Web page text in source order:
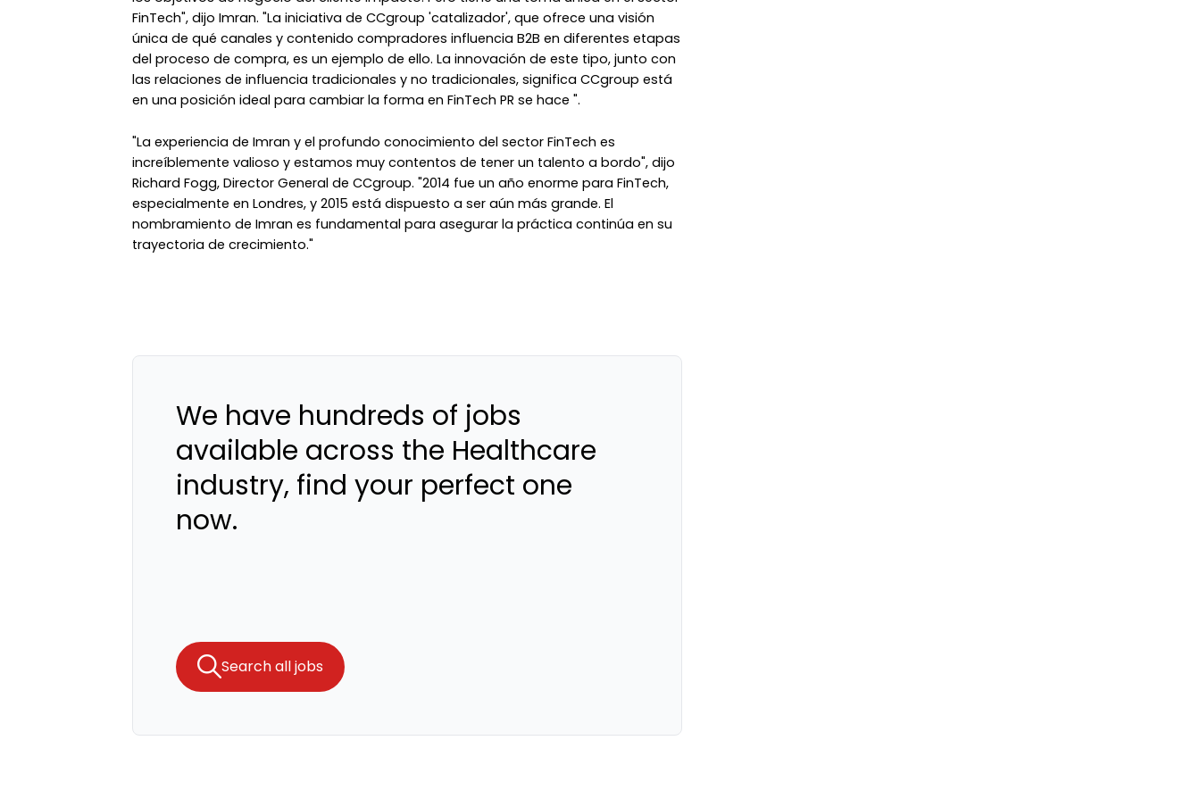
FinTech", dijo Imran. "La iniciativa de CCgroup 'catalizador', que ofrece una visión
única de qué canales y contenido compradores influencia B2B en diferentes etapas
del proceso de compra, es un ejemplo de ello. La innovación de este tipo, junto con
las relaciones de influencia tradicionales y no tradicionales, significa CCgroup está
en una posición ideal para cambiar la forma en FinTech PR se hace ".
"La experiencia de Imran y el profundo conocimiento del sector FinTech es
increíblemente valioso y estamos muy contentos de tener un talento a bordo", dijo
Richard Fogg, Director General de CCgroup. "2014 fue un año enorme para FinTech,
especialmente en Londres, y 2015 está dispuesto a ser aún más grande. El
nombramiento de Imran es fundamental para asegurar la práctica continúa en su
trayectoria de crecimiento."
We have hundreds of jobs
available across the Healthcare
industry, find your perfect one
now.
Search all jobs